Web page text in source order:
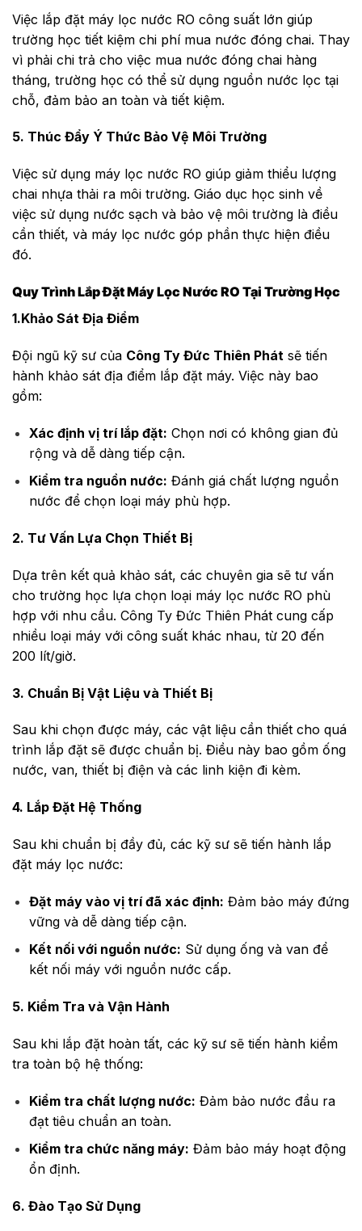
Việc lắp đặt máy lọc nước RO công suất lớn giúp
trường học tiết kiệm chi phí mua nước đóng chai. Thay
vì phải chi trả cho việc mua nước đóng chai hàng
tháng, trường học có thể sử dụng nguồn nước lọc tại
chỗ, đảm bảo an toàn và tiết kiệm.
5. Thúc Đẩy Ý Thức Bảo Vệ Môi Trường
Việc sử dụng máy lọc nước RO giúp giảm thiểu lượng
chai nhựa thải ra môi trường. Giáo dục học sinh về
việc sử dụng nước sạch và bảo vệ môi trường là điều
cần thiết, và máy lọc nước góp phần thực hiện điều
đó.
Quy Trình Lắp Đặt Máy Lọc Nước RO Tại Trường Học
1.Khảo Sát Địa Điểm
Đội ngũ kỹ sư của Công Ty Đức Thiên Phát sẽ tiến
hành khảo sát địa điểm lắp đặt máy. Việc này bao
gồm:
Xác định vị trí lắp đặt: Chọn nơi có không gian đủ
rộng và dễ dàng tiếp cận.
Kiểm tra nguồn nước: Đánh giá chất lượng nguồn
nước để chọn loại máy phù hợp.
2. Tư Vấn Lựa Chọn Thiết Bị
Dựa trên kết quả khảo sát, các chuyên gia sẽ tư vấn
cho trường học lựa chọn loại máy lọc nước RO phù
hợp với nhu cầu. Công Ty Đức Thiên Phát cung cấp
nhiều loại máy với công suất khác nhau, từ 20 đến
200 lít/giờ.
3. Chuẩn Bị Vật Liệu và Thiết Bị
Sau khi chọn được máy, các vật liệu cần thiết cho quá
trình lắp đặt sẽ được chuẩn bị. Điều này bao gồm ống
nước, van, thiết bị điện và các linh kiện đi kèm.
4. Lắp Đặt Hệ Thống
Sau khi chuẩn bị đầy đủ, các kỹ sư sẽ tiến hành lắp
đặt máy lọc nước:
Đặt máy vào vị trí đã xác định: Đảm bảo máy đứng
vững và dễ dàng tiếp cận.
Kết nối với nguồn nước: Sử dụng ống và van để
kết nối máy với nguồn nước cấp.
5. Kiểm Tra và Vận Hành
Sau khi lắp đặt hoàn tất, các kỹ sư sẽ tiến hành kiểm
tra toàn bộ hệ thống:
Kiểm tra chất lượng nước: Đảm bảo nước đầu ra
đạt tiêu chuẩn an toàn.
Kiểm tra chức năng máy: Đảm bảo máy hoạt động
ổn định.
6. Đào Tạo Sử Dụng